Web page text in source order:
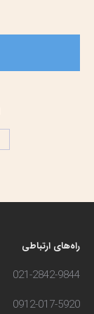
راه‌های ارتباطی
021-2842-9844
0912-017-5920